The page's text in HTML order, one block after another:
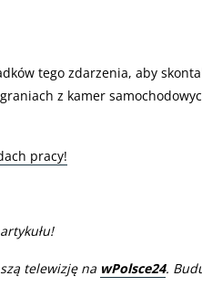
tego zdarzenia, aby
z kamer
pracy!
telewizję na wPolsce24.